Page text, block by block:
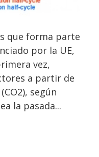
que forma parte
por la UE,
vez,
a partir de
según
la pasada...